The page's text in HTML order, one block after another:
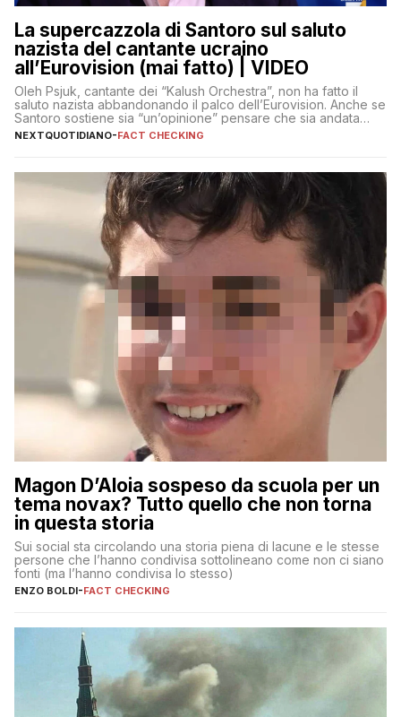
La supercazzola di Santoro sul saluto
nazista del cantante ucraino
all’Eurovision (mai fatto) | VIDEO
Oleh Psjuk, cantante dei “Kalush Orchestra”, non ha fatto il
saluto nazista abbandonando il palco dell’Eurovision. Anche se
Santoro sostiene sia “un’opinione” pensare che sia andata
così
NEXTQUOTIDIANO-FACT CHECKING
Magon D’Aloia sospeso da scuola per un
tema novax? Tutto quello che non torna
in questa storia
Sui social sta circolando una storia piena di lacune e le stesse
persone che l’hanno condivisa sottolineano come non ci siano
fonti (ma l’hanno condivisa lo stesso)
ENZO BOLDI-FACT CHECKING